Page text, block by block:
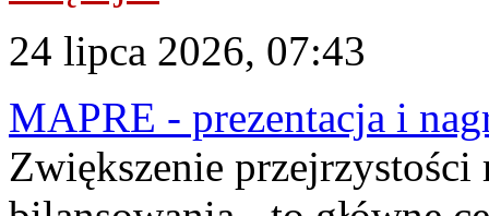
24 lipca 2026, 07:43
MAPRE - prezentacja i
Zwiększenie